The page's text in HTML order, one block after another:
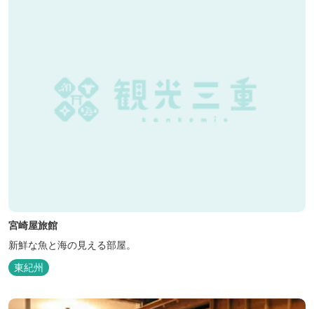
宮崎屋旅館
新鮮な魚と海の見える部屋。
東紀州